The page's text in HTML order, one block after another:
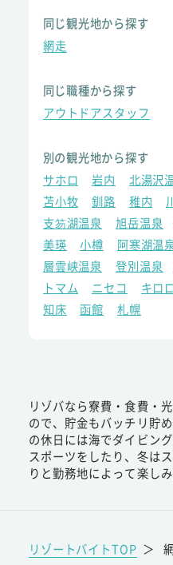
同じ観光地から探す
網走
同じ職種から探す
アウトドアスタッフ
別の観光地から探す
サホロ
岩内 北湯沢
苫小牧
釧路 稚内
支笏湖温泉
旭岳温泉
美瑛
小樽 阿寒湖温
層雲峡温泉
登別温泉
トマム
ニセコ キロ
知床
函館 札幌
リゾバなら寮費・食費・
ので、貯金もバッチリ貯
の休日には海でダイビン
スポーツをしたり、冬は
りと勤務地によって楽し
リゾートバイトTOP ＞